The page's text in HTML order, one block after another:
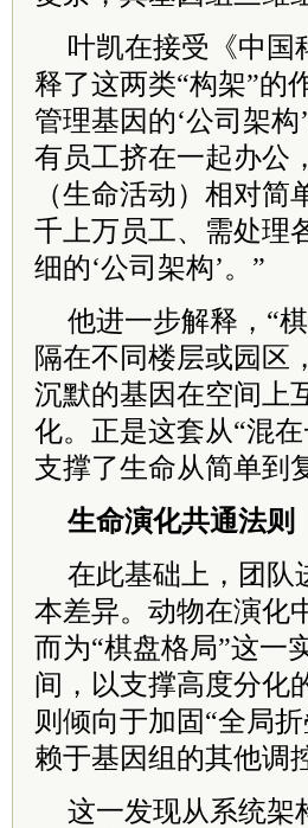
叶凯在接受《中国
释了这两类“构架”的
管理基因的‘公司架
有员工挤在一起办公
（生命活动）相对
千上万员工、需处理
细的‘公司架构’。”
他进一步解释，“
隔在不同楼层或园区
沉默的基因在空间上
化。正是这套从“混
支撑了生命从简单到
生命演化共通法则
在此基础上，团队
本差异。动物在演化
而为“棋盘格局”这一
间，以支撑高度分化
则倾向于加固“全局
赖于基因组的其他调
这一发现从系统架